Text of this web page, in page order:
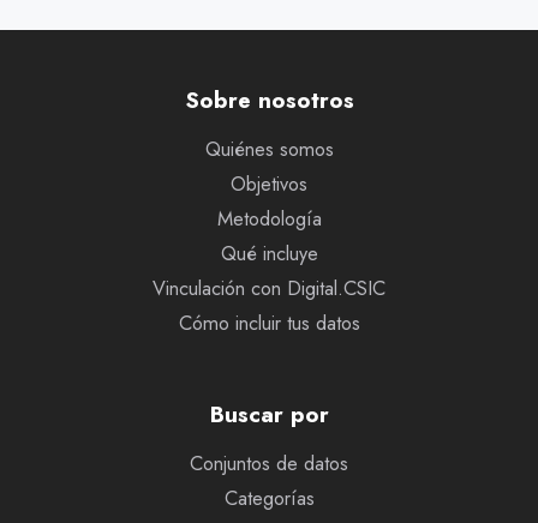
Sobre nosotros
Quiénes somos
Objetivos
Metodología
Qué incluye
Vinculación con Digital.CSIC
Cómo incluir tus datos
Buscar por
Conjuntos de datos
Categorías